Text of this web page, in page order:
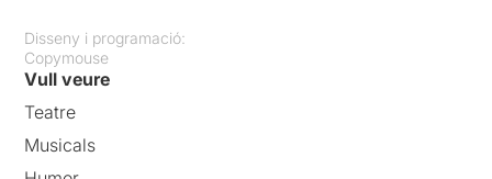
Disseny i programació:
Copymouse
Vull veure
Teatre
Musicals